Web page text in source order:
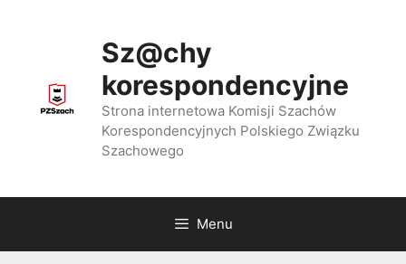
Sz@chy
korespondencyjne
Strona internetowa Komisji Szachów
Korespondencyjnych Polskiego Związku
Szachowego
Menu